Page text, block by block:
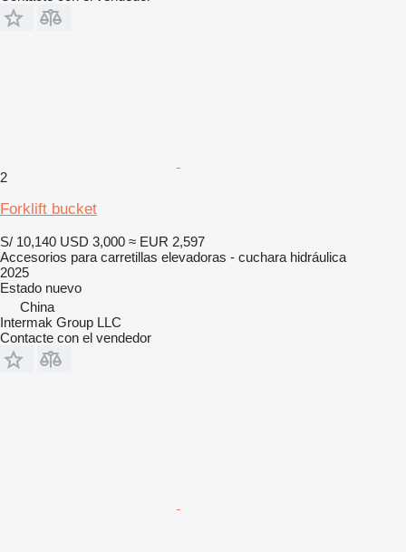
2
Forklift bucket
S/ 10,140 USD 3,000 ≈ EUR 2,597
Accesorios para carretillas elevadoras - cuchara hidráulica
2025
Estado nuevo
China
Intermak Group LLC
Contacte con el vendedor